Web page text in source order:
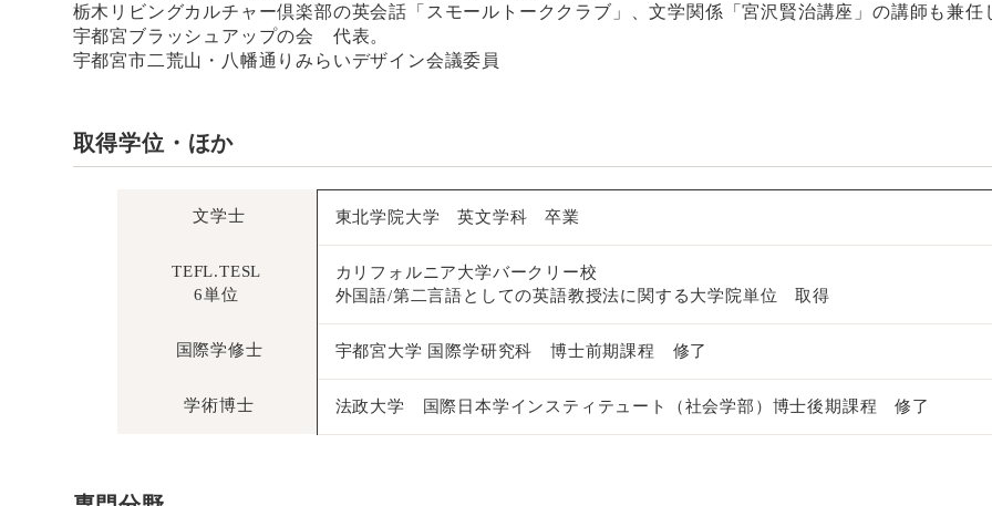
栃木リビングカルチャー倶楽部の英会話「スモールトーククラブ」、文学関係「宮沢賢治講座」の講師も兼任
宇都宮ブラッシュアップの会 代表。
宇都宮市二荒山・八幡通りみらいデザイン会議委員
取得学位・ほか
文学士 東北学院大学 英文学科 卒業
TEFL.TESL
6単位
カリフォルニア大学バークリー校
外国語/第二言語としての英語教授法に関する大学院単位 取得
国際学修士 宇都宮大学 国際学研究科 博士前期課程 修了
学術博士 法政大学 国際日本学インスティテュート（社会学部）博士後期課程 修了